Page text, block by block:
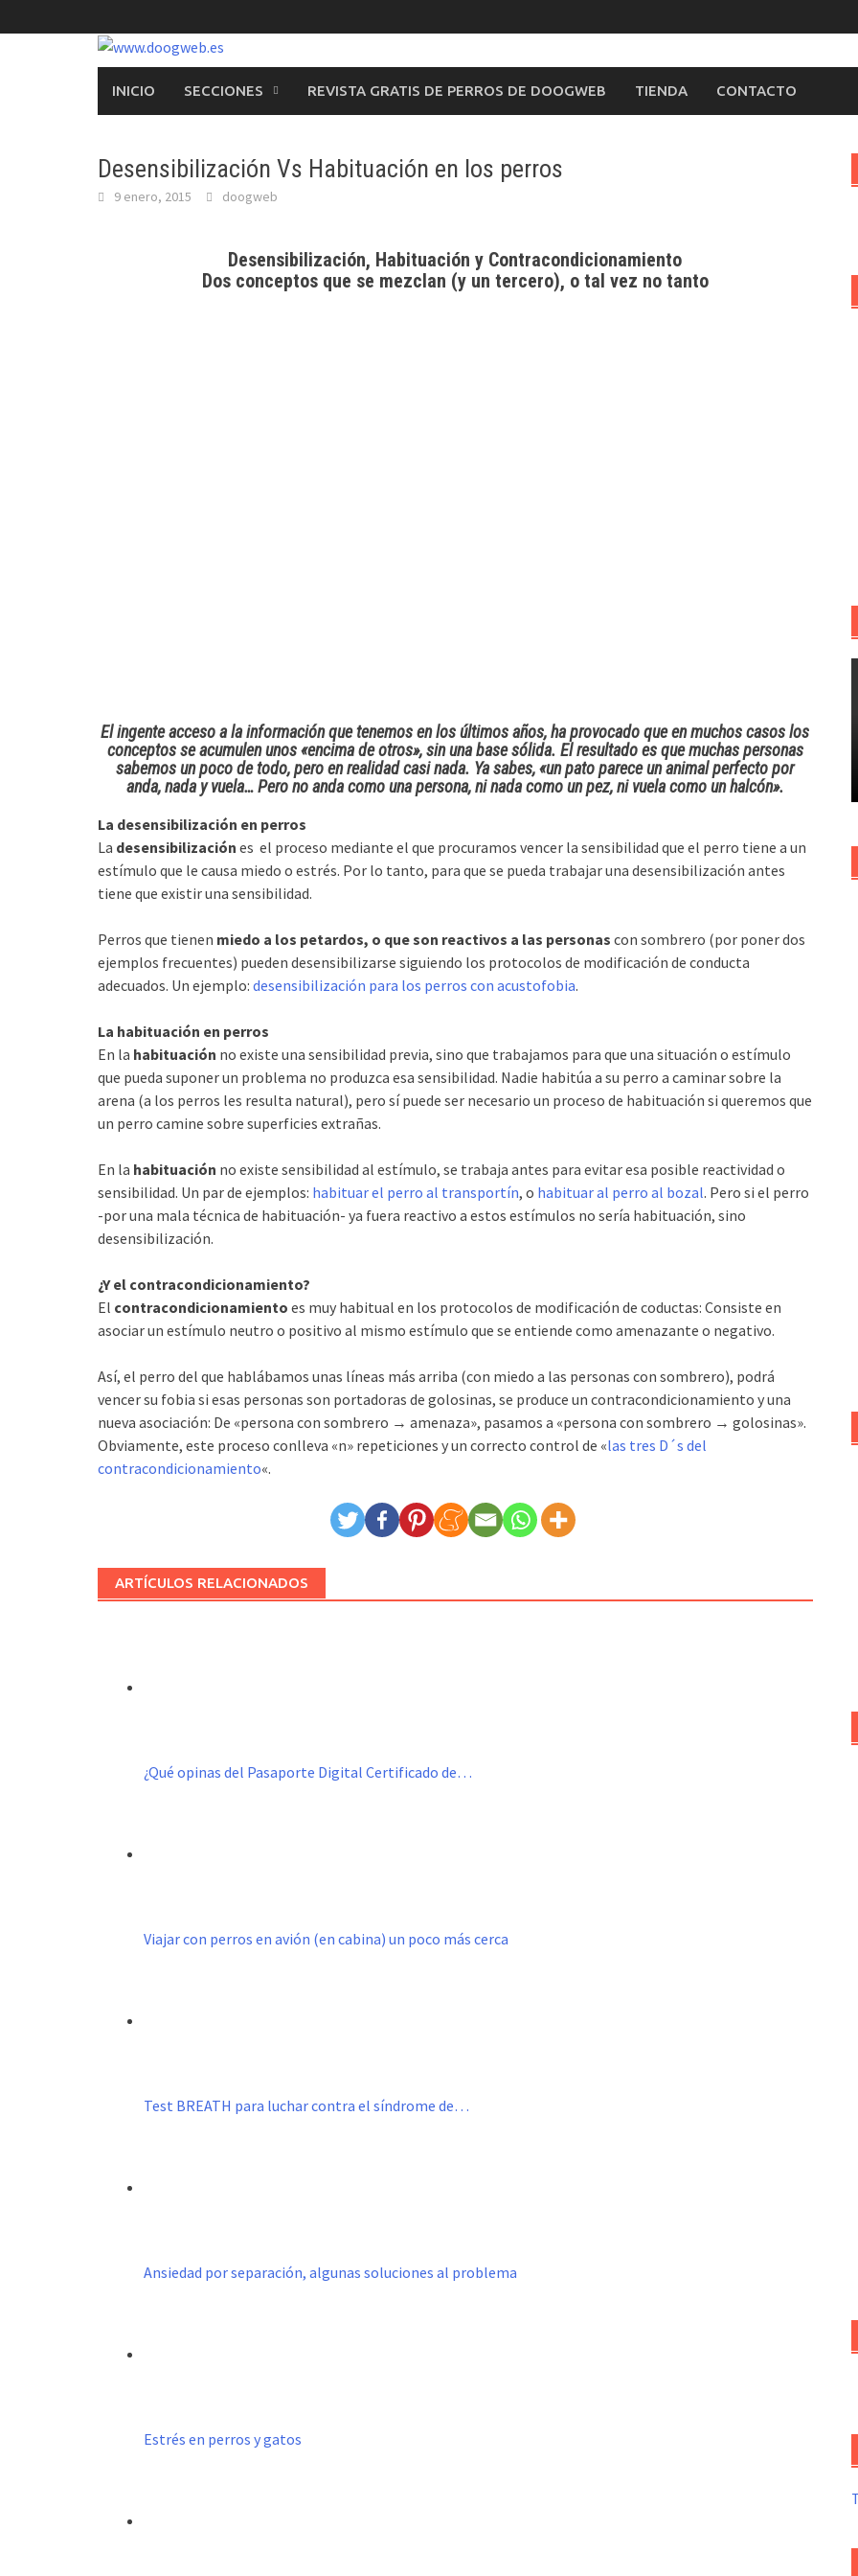
al
INICIO SECCIONES REVISTA GRATIS DE PERROS DE DOOGWEB TIENDA CONTACTO
Desensibilización Vs Habituación en los perros
9 enero, 2015 doogweb
Desensibilización, Habituación y Contracondicionamiento
Dos conceptos que se mezclan (y un tercero), o tal vez no tanto
El ingente acceso a la información que tenemos en los últimos años, ha provocado que en muchos casos los
conceptos se acumulen unos «encima de otros», sin una base sólida. El resultado es que muchas personas
sabemos un poco de todo, pero en realidad casi nada. Ya sabes, «un pato parece un animal perfecto por
anda, nada y vuela… Pero no anda como una persona, ni nada como un pez, ni vuela como un halcón».
La desensibilización en perros
La desensibilización es el proceso mediante el que procuramos vencer la sensibilidad que el perro tiene a un
estímulo que le causa miedo o estrés. Por lo tanto, para que se pueda trabajar una desensibilización antes
tiene que existir una sensibilidad.
Perros que tienen miedo a los petardos, o que son reactivos a las personas con sombrero (por poner dos
ejemplos frecuentes) pueden desensibilizarse siguiendo los protocolos de modificación de conducta
adecuados. Un ejemplo: desensibilización para los perros con acustofobia.
La habituación en perros
En la habituación no existe una sensibilidad previa, sino que trabajamos para que una situación o estímulo
que pueda suponer un problema no produzca esa sensibilidad. Nadie habitúa a su perro a caminar sobre la
arena (a los perros les resulta natural), pero sí puede ser necesario un proceso de habituación si queremos que
un perro camine sobre superficies extrañas.
En la habituación no existe sensibilidad al estímulo, se trabaja antes para evitar esa posible reactividad o
sensibilidad. Un par de ejemplos: habituar el perro al transportín, o habituar al perro al bozal. Pero si el perro
-por una mala técnica de habituación- ya fuera reactivo a estos estímulos no sería habituación, sino
desensibilización.
¿Y el contracondicionamiento?
El contracondicionamiento es muy habitual en los protocolos de modificación de coductas: Consiste en
asociar un estímulo neutro o positivo al mismo estímulo que se entiende como amenazante o negativo.
Así, el perro del que hablábamos unas líneas más arriba (con miedo a las personas con sombrero), podrá
vencer su fobia si esas personas son portadoras de golosinas, se produce un contracondicionamiento y una
nueva asociación: De «persona con sombrero → amenaza», pasamos a «persona con sombrero → golosinas».
Obviamente, este proceso conlleva «n» repeticiones y un correcto control de «las tres D´s del
contracondicionamiento«.
ARTÍCULOS RELACIONADOS
¿Qué opinas del Pasaporte Digital Certificado de…
Viajar con perros en avión (en cabina) un poco más cerca
Test BREATH para luchar contra el síndrome de…
Ansiedad por separación, algunas soluciones al problema
Estrés en perros y gatos